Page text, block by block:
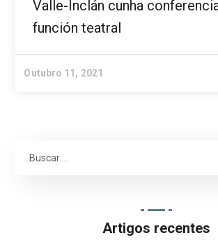
Valle-Inclán cunha
función teatral
Outubro 11, 2021
Artigos recentes